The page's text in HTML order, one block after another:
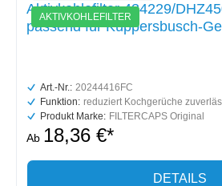
AKTIVKOHLEFILTER
Aktivkohlefilter 434229/
passend für Küppersbusch-
Art.-Nr.: 20244416FC
Funktion: reduziert Kochgerüche
Produkt Marke: FILTERCAPS Original
Ab 18,36 €*
DETAILS